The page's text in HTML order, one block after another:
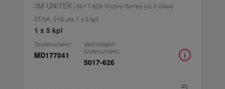
3M UNITEK| 5017-626 Victory Series ylä 3 oikea
0T/6A, 018 ura 1 x 5 kpl
1 x 5 kpl
Tuotenumero:
MD177041
Valmistajan
tuotenumero:
5017-626